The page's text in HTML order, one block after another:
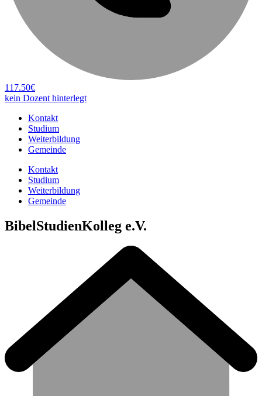
117.50€
kein Dozent hinterlegt
Kontakt
Studium
Weiterbildung
Gemeinde
Kontakt
Studium
Weiterbildung
Gemeinde
BibelStudienKolleg e.V.